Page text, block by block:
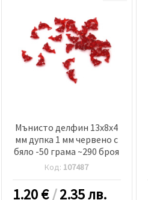
Мънисто делфин 13x8x4
мм дупка 1 мм червено с
бяло -50 грама ~290 броя
Код: 107487
1.20€/2.35 лв.